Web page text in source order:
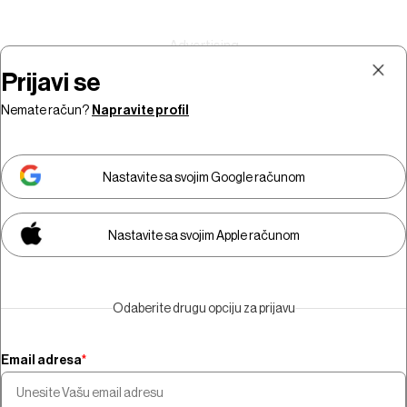
Morate biti pretplatnik da biste
gledali video sadržaj.
Pretplatite se
Prijavi se
Nemate račun? Napravite profil
Nastavite sa svojim Google računom
Nastavite sa svojim Apple računom
Odaberite drugu opciju za prijavu
Email adresa*